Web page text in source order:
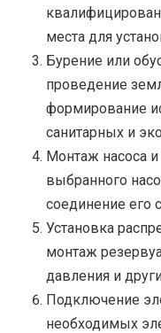
места для
Бурение или
проведение
формирование
санитарных и
Монтаж насоса и
выбранного
соединение его
Установка
монтаж
давления и
Подключение
необходимых